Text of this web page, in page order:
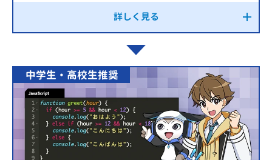
詳しく見る
中学生・高校生推奨